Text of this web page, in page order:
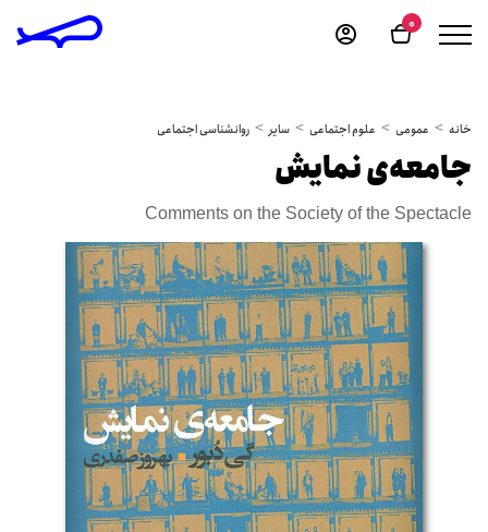
0
خانه عمومی علوم اجتماعی سایر روانشناسی اجتماعی
جامعه‌ی نمایش
Comments on the Society of the Spectacle